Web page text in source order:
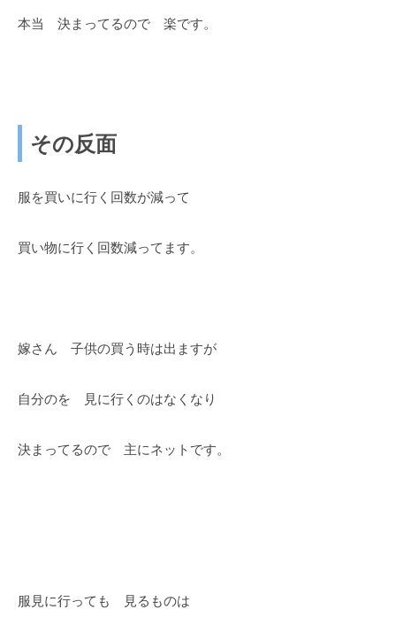
本当 決まってるので 楽です。
その反面
服を買いに行く回数が減って
買い物に行く回数減ってます。
嫁さん 子供の買う時は出ますが
自分のを 見に行くのはなくなり
決まってるので 主にネットです。
服見に行っても 見るものは